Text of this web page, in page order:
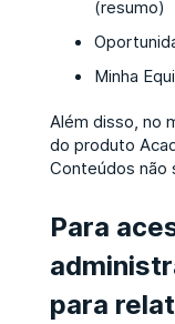
(resumo)
Minha
Além disso, no
do produto
Conteúdos não
Para
para